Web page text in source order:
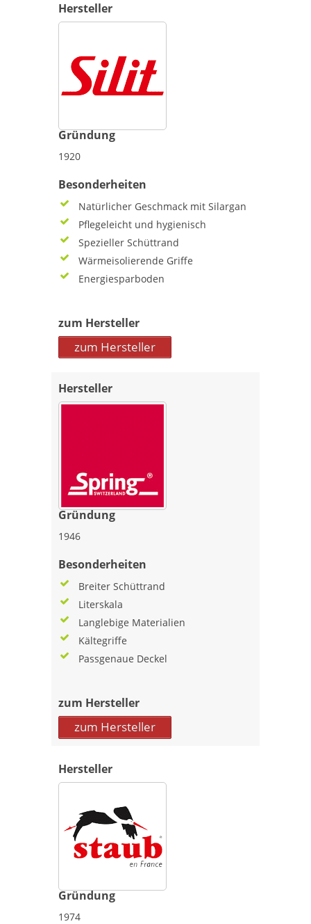
Hersteller
Gründung
1920
Besonderheiten
Natürlicher Geschmack mit Silargan
Pflegeleicht und hygienisch
Spezieller Schüttrand
Wärmeisolierende Griffe
Energiesparboden
zum Hersteller
zum Hersteller
Hersteller
Gründung
1946
Besonderheiten
Breiter Schüttrand
Literskala
Langlebige Materialien
Kältegriffe
Passgenaue Deckel
zum Hersteller
zum Hersteller
Hersteller
Gründung
1974